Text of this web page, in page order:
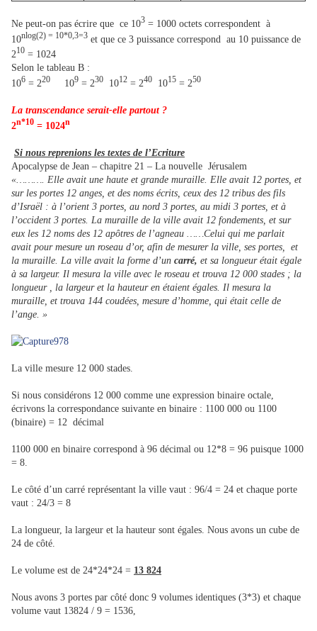
Ne peut-on pas écrire que ce 103 = 1000 octets correspondent à
10nlog(2) = 10*0,3=3 et que ce 3 puissance correspond au 10 puissance de
210 = 1024
Selon le tableau B :
106 = 220 109 = 230 1012 = 240 1015 = 250
La transcendance serait-elle partout ?
2n*10 = 1024n
Si nous reprenions les textes de l’Ecriture
Apocalypse de Jean – chapitre 21 – La nouvelle Jérusalem
«………. Elle avait une haute et grande muraille. Elle avait 12 portes, et
sur les portes 12 anges, et des noms écrits, ceux des 12 tribus des fils
d’Israël : à l’orient 3 portes, au nord 3 portes, au midi 3 portes, et à
l’occident 3 portes. La muraille de la ville avait 12 fondements, et sur
eux les 12 noms des 12 apôtres de l’agneau ……Celui qui me parlait
avait pour mesure un roseau d’or, afin de mesurer la ville, ses portes, et
la muraille. La ville avait la forme d’un carré, et sa longueur était égale
à sa largeur. Il mesura la ville avec le roseau et trouva 12 000 stades ; la
longueur , la largeur et la hauteur en étaient égales. Il mesura la
muraille, et trouva 144 coudées, mesure d’homme, qui était celle de
l’ange. »
La ville mesure 12 000 stades.
Si nous considérons 12 000 comme une expression binaire octale,
écrivons la correspondance suivante en binaire : 1100 000 ou 1100
(binaire) = 12 décimal
1100 000 en binaire correspond à 96 décimal ou 12*8 = 96 puisque 1000
= 8.
Le côté d’un carré représentant la ville vaut : 96/4 = 24 et chaque porte
vaut : 24/3 = 8
La longueur, la largeur et la hauteur sont égales. Nous avons un cube de
24 de côté.
Le volume est de 24*24*24 = 13 824
Nous avons 3 portes par côté donc 9 volumes identiques (3*3) et chaque
volume vaut 13824 / 9 = 1536,